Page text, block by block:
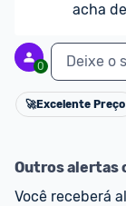
acha
0 Deixe o
🚀Excelente Preço
Outros alertas
Você receberá